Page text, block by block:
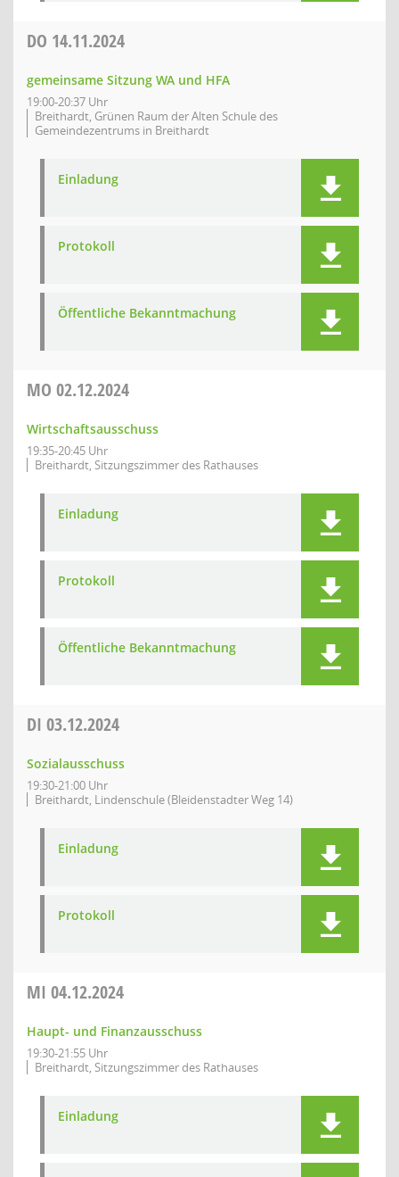
DO 14.11.2024
gemeinsame Sitzung WA und HFA
19:00-20:37 Uhr
Breithardt, Grünen Raum der Alten Schule des
Gemeindezentrums in Breithardt
Einladung
Protokoll
Öffentliche Bekanntmachung
MO 02.12.2024
Wirtschaftsausschuss
19:35-20:45 Uhr
Breithardt, Sitzungszimmer des Rathauses
Einladung
Protokoll
Öffentliche Bekanntmachung
DI 03.12.2024
Sozialausschuss
19:30-21:00 Uhr
Breithardt, Lindenschule (Bleidenstadter Weg 14)
Einladung
Protokoll
MI 04.12.2024
Haupt- und Finanzausschuss
19:30-21:55 Uhr
Breithardt, Sitzungszimmer des Rathauses
Einladung